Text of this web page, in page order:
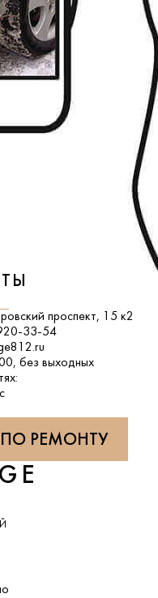
проспект, 15 к2
33-54
без выходных
РЕМОНТУ